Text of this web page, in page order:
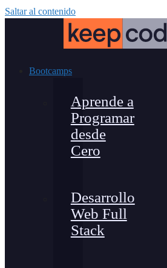
Saltar al contenido
Bootcamps
Aprende a
Programar
desde
Cero
Desarrollo
Web Full
Stack